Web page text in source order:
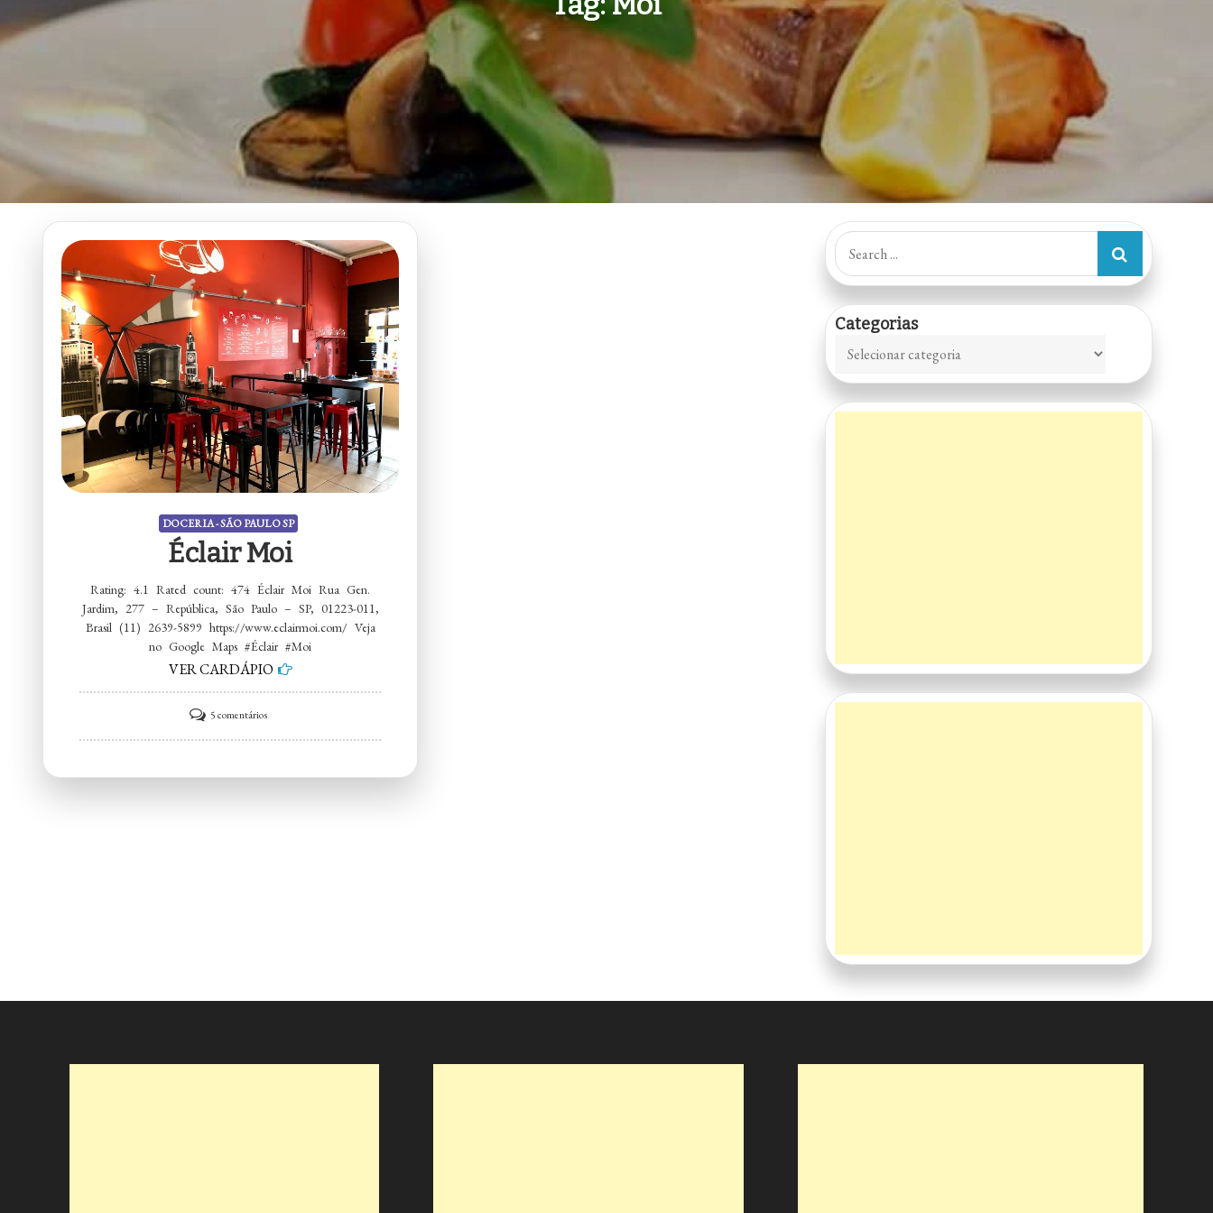
DOCERIA - SÃO PAULO SP
Éclair Moi
Rating: 4.1 Rated count: 474 Éclair Moi Rua Gen.
Jardim, 277 – República, São Paulo – SP, 01223-011,
Brasil (11) 2639-5899 https://www.eclairmoi.com/ Veja
no Google Maps #Éclair #Moi
VER CARDÁPIO
5 comentáriosem
Éclair
Search
for:
Categorias
Categorias